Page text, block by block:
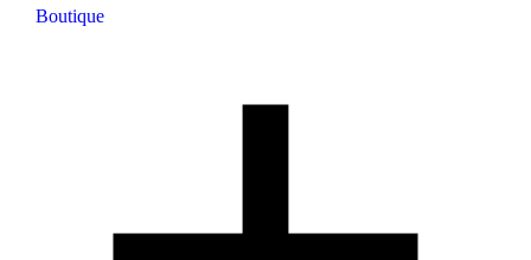
Boutique